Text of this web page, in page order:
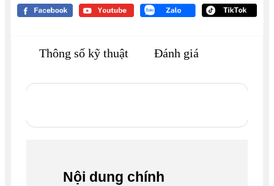
Thông số kỹ thuật Đánh giá
Nội dung chính